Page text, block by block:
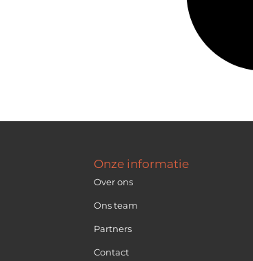
Onze informatie
Over ons
Ons team
Partners
Contact